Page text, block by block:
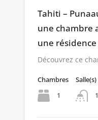
Tahiti –
une chambre
une
Découvrez ce
Chambres
1
1